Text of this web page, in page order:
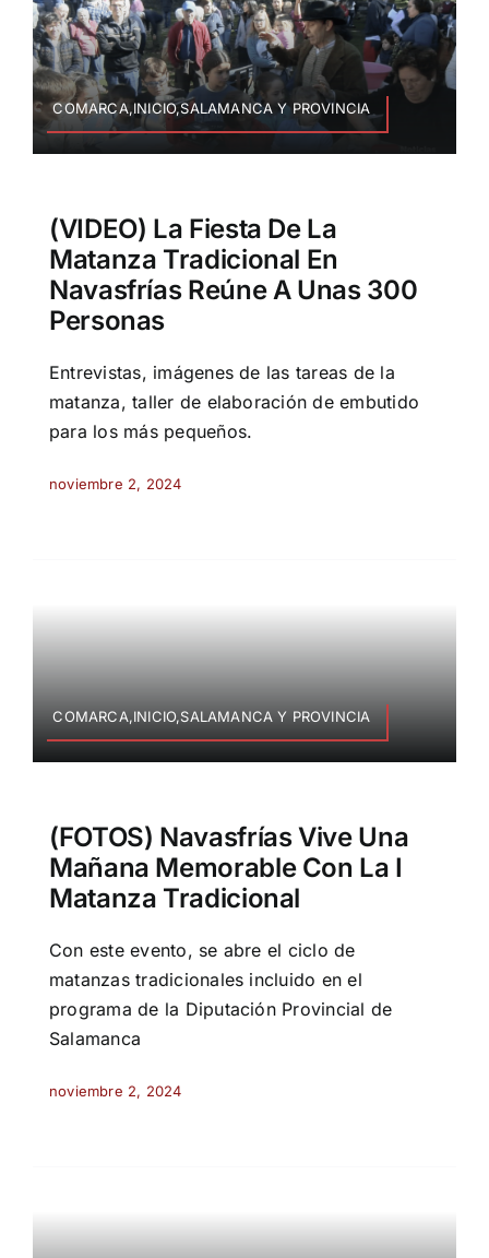
COMARCA,INICIO,SALAMANCA Y PROVINCIA
(VIDEO) La Fiesta De La
Matanza Tradicional En
Navasfrías Reúne A Unas 300
Personas
Entrevistas, imágenes de las tareas de la
matanza, taller de elaboración de embutido
para los más pequeños.
noviembre 2, 2024
COMARCA,INICIO,SALAMANCA Y PROVINCIA
(FOTOS) Navasfrías Vive Una
Mañana Memorable Con La I
Matanza Tradicional
Con este evento, se abre el ciclo de
matanzas tradicionales incluido en el
programa de la Diputación Provincial de
Salamanca
noviembre 2, 2024